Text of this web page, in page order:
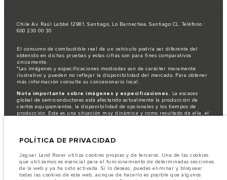
Chile Av. Raúl Labbé 12981, Santiago, Lo Barnechea, Santiago CL. Teléfono :
600 230 00 30
El consumo de combustible real de un vehículo podría ser diferente del
obtenido en dichas pruebas y estas cifras son para fines comparativos
únicamente.
*Las imágenes y especificaciones mostradas son de carácter meramente
ilustrativo y pueden no reflejar la disponibilidad del mercado. Para obtener
más información consulte su concesionario local.
Nota importante sobre imágenes y especificaciones. La escasez
global de semiconductores está afectando actualmente la producción de
ciertos equipamientos, la disponibilidad de opcionales y los tiempos de
producción. Esta es una situación muy dinámica y como resultado de ella, el
distribuidor de su preferencia, quien podrá dar a conocer las restricciones
únicamente en las especificaciones e imágenes mostradas en este sitio web.
Jaguar Land Rover Limited busca constantemente nuevas formas de mejorar
las especificaciones, el diseño y la producción de sus vehículos, piezas y
accesorios, por lo que se producen modificaciones de forma continua y sin
POLÍTICA DE PRIVACIDAD
Jaguar Land Rover utiliza cookies propias y de terceros. Una de las cookies
que utilizamos es esencial para el funcionamiento de determinadas secciones
de la web y ya ha sido activada. Si lo deseas, puedes eliminar y bloquear
todas las cookies de esta web, aunque de hacerlo es posible que algunos